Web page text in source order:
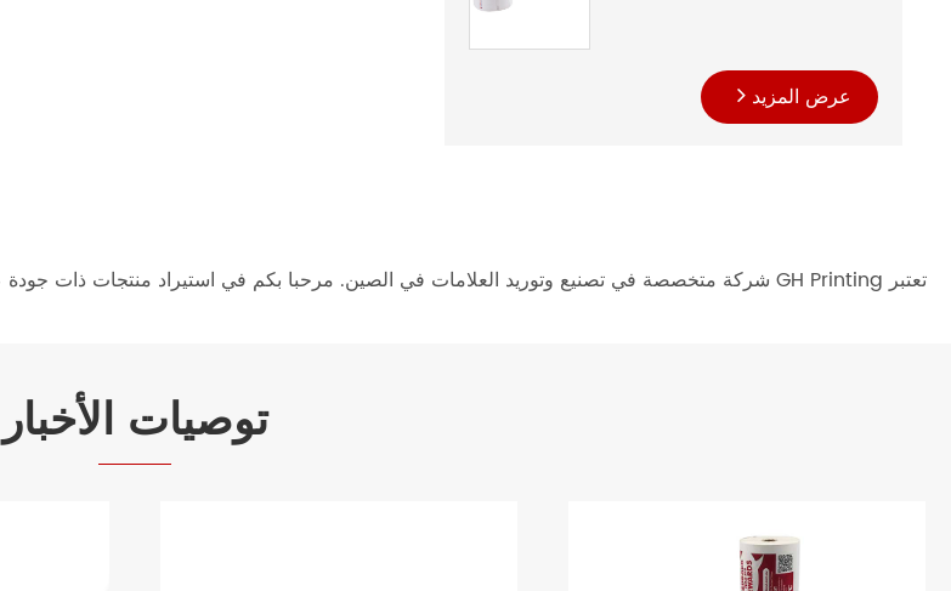
عرض المزيد
تعتبر GH Printing شركة متخصصة في تصنيع وتوريد العلامات في الصين. مرحبا بكم في استيراد منتجات ذات جودة عالية من مصنعنا هنا.
توصيات الأخبار